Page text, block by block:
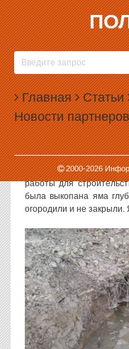
Главная Статьи
Новости партнеров
2000-2026
27.01.2025, 16:02
НА УРАЛЕ БУДУТ
КОТОРОГО
В Свердловской
вине в городе Талице
водой.
Как сообщили в
комитета,
работы для
была выкопана яма
огородили и не